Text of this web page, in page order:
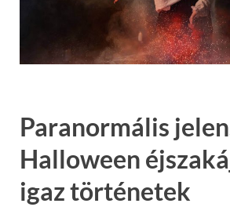
Paranormális
Halloween
igaz történetek